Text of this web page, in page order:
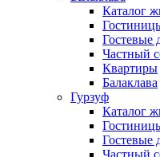
Каталог
Гостевые
Частный
Квартиры
Балаклава
Гурзуф
Каталог
Гостевые